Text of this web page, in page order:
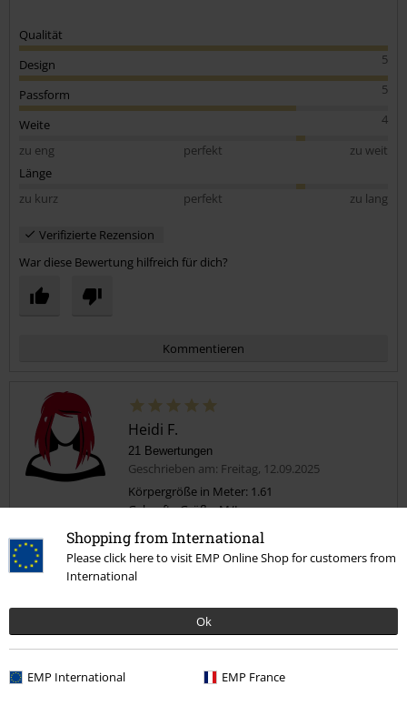
Shopping from International
Please click here to visit EMP Online Shop for customers from
International
Ok
EMP International EMP France
Qualität
5
Design
5
Passform
4
Weite
zu eng
perfekt
zu weit
Länge
zu kurz
perfekt zu lang
Verifizierte Rezension
War diese Bewertung hilfreich für dich?
Kommentieren
Kommentar jetzt abschicken!
Heidi F.
21 Bewertungen
Geschrieben am: Freitag, 12.09.2025
Körpergröße in Meter: 1.61
Gekaufte Größe: M/L
Top
Angenehm auf der Haut, gute Passform. Gr. L
Qualität